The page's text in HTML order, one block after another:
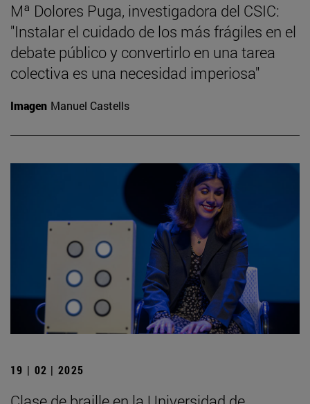
Mª Dolores Puga, investigadora del CSIC:
"Instalar el cuidado de los más frágiles en el
debate público y convertirlo en una tarea
colectiva es una necesidad imperiosa"
Imagen Manuel Castells
19 | 02 | 2025